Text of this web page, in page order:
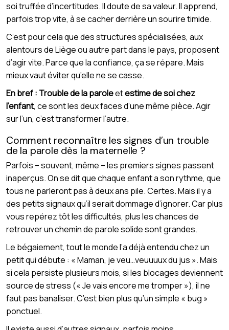
soi truffée d’incertitudes. Il doute de sa valeur. Il apprend,
parfois trop vite, à se cacher derrière un sourire timide.
C’est pour cela que des structures spécialisées, aux
alentours de Liège ou autre part dans le pays, proposent
d’agir vite. Parce que la confiance, ça se répare. Mais
mieux vaut éviter qu’elle ne se casse.
En bref : Trouble de la paroleetestime de soi chez
l’enfant, ce sont les deux faces d’une même pièce. Agir
sur l’un, c’est transformer l’autre.
Comment reconnaître les signes d’un trouble
de la parole dès la maternelle ?
Parfois – souvent, même – les premiers signes passent
inaperçus. On se dit que chaque enfant a son rythme, que
tous ne parleront pas à deux ans pile. Certes. Mais il y a
des petits signaux qu’il serait dommage d’ignorer. Car plus
vous repérez tôt les difficultés, plus les chances de
retrouver un chemin de parole solide sont grandes.
Le bégaiement, tout le monde l’a déjà entendu chez un
petit qui débute : « Maman, je veu…veuuuux du jus ». Mais
si cela persiste plusieurs mois, si les blocages deviennent
source de stress (« Je vais encore me tromper »), il ne
faut pas banaliser. C’est bien plus qu’un simple « bug »
ponctuel.